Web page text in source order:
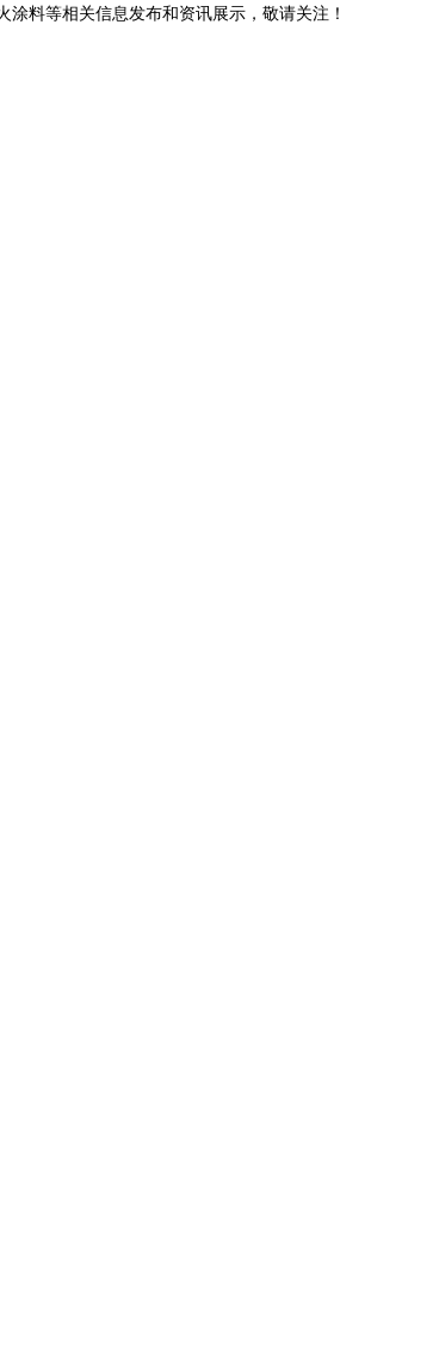
料等相关信息发布和资讯展示，敬请关注！